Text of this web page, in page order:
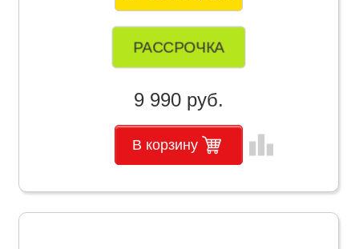
РАССРОЧКА
9 990 руб.
В корзину leaderboard